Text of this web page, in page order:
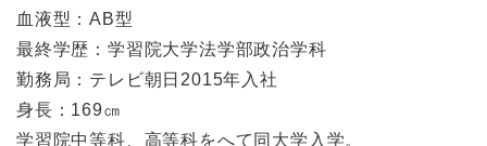
血液型：AB型
最終学歴：学習院大学法学部政治学科
勤務局：テレビ朝日2015年入社
身長：169㎝
学習院中等科、高等科をへて同大学入学。